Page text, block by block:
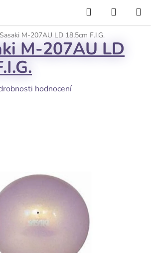
Hledat
KOŠÍK
M-207AU LD 18,5cm F.I.G.
M-207AU LD
hodnocení